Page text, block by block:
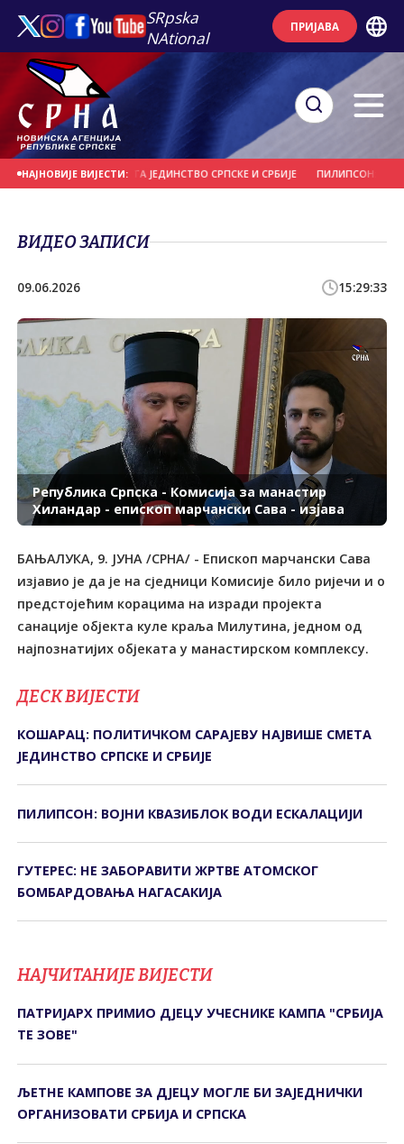
SRpska
NAtional
ПРИЈАВА
НАЈНОВИЈЕ ВИЈЕСТИ:
НАЈВИШЕ СМЕТА ЈЕДИНСТВО СРПСКЕ И СРБИЈЕ ПИЛИПСОН: ВОЈНИ
ВИДЕО ЗАПИСИ
09.06.2026 15:29:33
Република Српска - Комисија за манастир
Хиландар - eпископ марчански Сава - изјава
БАЊАЛУКА, 9. ЈУНА /СРНА/ - Епископ марчански Сава
изјавио је да је на сједници Комисије било ријечи и о
предстојећим корацима на изради пројекта
санације објекта куле краља Милутина, једном од
ДЕСК ВИЈЕСТИ
КОШАРАЦ: ПОЛИТИЧКОМ САРАЈЕВУ НАЈВИШЕ СМЕТА
ЈЕДИНСТВО СРПСКЕ И СРБИЈЕ
ПИЛИПСОН: ВОЈНИ КВАЗИБЛОК ВОДИ ЕСКАЛАЦИЈИ
ГУТЕРЕС: НЕ ЗАБОРАВИТИ ЖРТВЕ АТОМСКОГ
БОМБАРДОВАЊА НАГАСАКИЈА
НАЈЧИТАНИЈЕ ВИЈЕСТИ
ПАТРИЈАРХ ПРИМИО ДЈЕЦУ УЧЕСНИКЕ КАМПА "СРБИЈА
ТЕ ЗОВЕ"
ЉЕТНЕ КАМПОВЕ ЗА ДЈЕЦУ МОГЛЕ БИ ЗАЈЕДНИЧКИ
ОРГАНИЗОВАТИ СРБИЈА И СРПСКА